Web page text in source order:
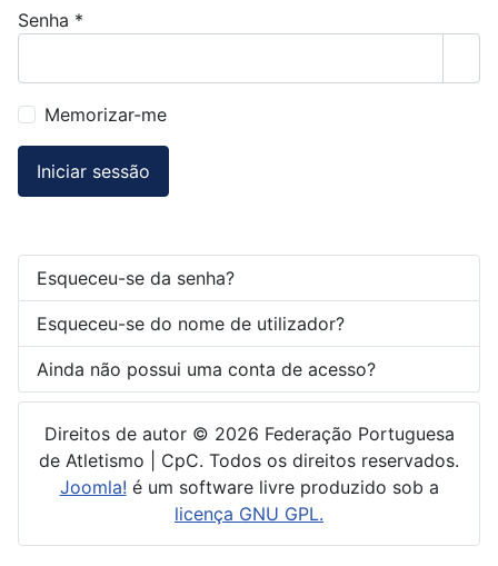
Senha *
Memorizar-me
Iniciar sessão
Esqueceu-se da senha?
Esqueceu-se do nome de utilizador?
Ainda não possui uma conta de acesso?
Direitos de autor © 2026 Federação Portuguesa
de Atletismo | CpC. Todos os direitos reservados.
Joomla! é um software livre produzido sob a
licença GNU GPL.